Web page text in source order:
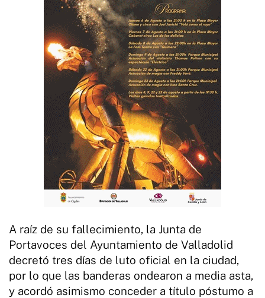
A raíz de su fallecimiento, la Junta de
Portavoces del Ayuntamiento de Valladolid
decretó tres días de luto oficial en la ciudad,
por lo que las banderas ondearon a media asta,
y acordó asimismo conceder a título póstumo a